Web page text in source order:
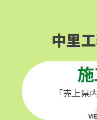
中里
「売上県